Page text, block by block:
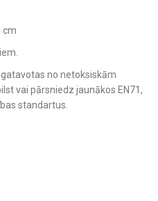
cm
no netoksiskām
vai pārsniedz jaunākos EN71,
standartus.